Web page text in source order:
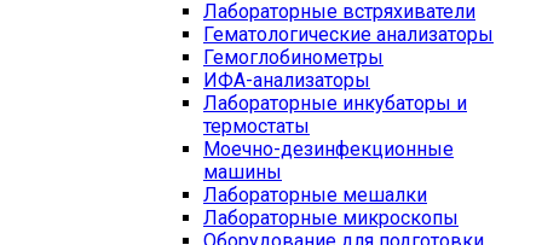
Лабораторные встряхиватели
Гематологические анализаторы
Гемоглобинометры
ИФА-анализаторы
Лабораторные инкубаторы и
термостаты
Моечно-дезинфекционные
машины
Лабораторные мешалки
Лабораторные микроскопы